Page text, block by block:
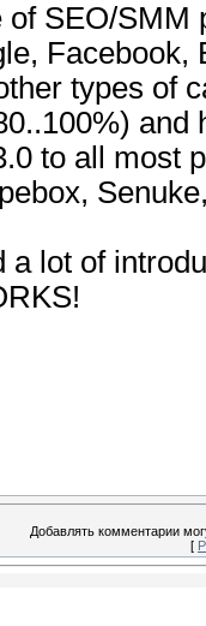
SEO/
types of
to all most
a lot of
Добавлять комментарии
[